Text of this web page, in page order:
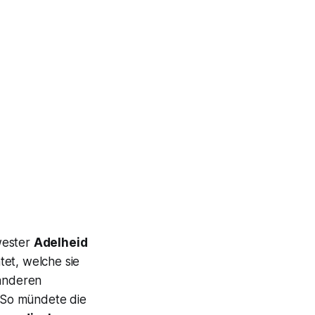
Adelheid
welche sie
mündete die